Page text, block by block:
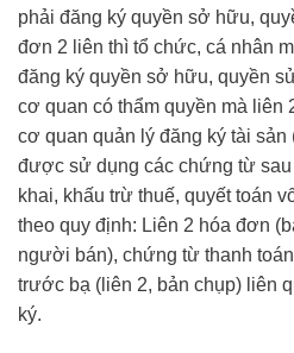
phải đăng ký quyền sở hữu,
đơn 2 liên thì tổ chức, cá nhân
đăng ký quyền sở hữu, quyền
cơ quan có thẩm quyền mà liên
cơ quan quản lý đăng ký tài
được sử dụng các chứng từ sau
khai, khấu trừ thuế, quyết toán
theo quy định: Liên 2 hóa đơn
người bán), chứng từ thanh
trước bạ (liên 2, bản chụp) liên
ký.